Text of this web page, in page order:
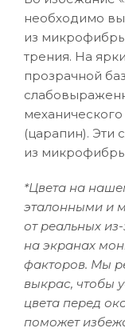
необходимо
из
трения. На
прозрачной
(царапин). Эти
из
*Цвета на
эталонными и
от реальных
на экранах
факторов. Мы
выкрас, чтобы
цвета перед
поможет